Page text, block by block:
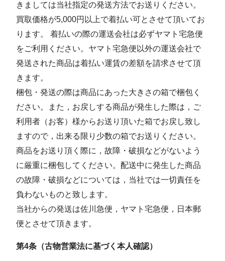
きましては当社指定の発送⽅法でお送りください。
買取価格が5,000円以上で着払い可とさせて頂いてお
ります。 着払いの際の運送会社は必ずヤマト宅急便
をご利⽤ください。ヤマト宅急便以外の運送会社で
発送された商品は着払い運賃の差額を請求させて頂
きます。
梱包・発送の際は商品にあった⼤きさの箱で梱包く
ださい。また，お戻しする商品が発⽣した際は，ご
利⽤者（お客）様からお送り頂いた箱でお戻し致し
ますので，出来る限り少数の箱でお送りください。
商品をお送り頂く際に，故障・破損などがないよう
に厳重に梱包してください。配送中に発⽣した商品
の故障・破損などについては，当社では⼀切責任を
負わないものと致します。
当社からの発送は佐川急便，ヤマト宅急便，日本郵
便とさせて頂きます。
第4条（古物営業法に基づく本人確認）